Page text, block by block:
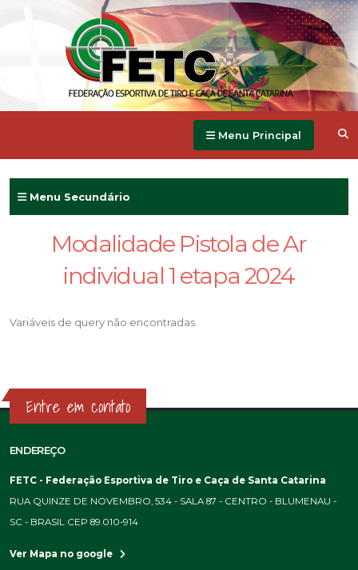
Menu Principal
Menu Secundário
Modalidade Pistola de Ar
individual 1 etapa 2024
Variáveis de query não encontradas.
Entre em contato
ENDEREÇO
FETC - Federação Esportiva de Tiro e Caça de Santa Catarina
RUA QUINZE DE NOVEMBRO, 534 - SALA 87 - CENTRO - BLUMENAU -
SC - BRASIL CEP 89.010-914
Ver Mapa no google